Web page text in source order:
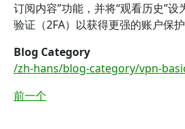
订阅内容”功能，并将“观看历史”
验证（2FA）以获得更强的账户保护
Blog Category
/zh-hans/blog-category/vpn-
前一个